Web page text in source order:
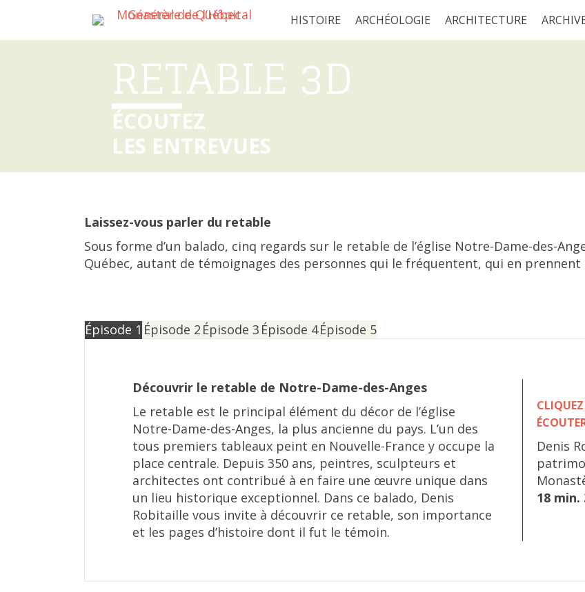
HISTOIRE ARCHÉOLOGIE ARCHITECTURE
RETABLE 3D
ÉCOUTEZ
LES ENTREVUES
Laissez-vous parler du retable
Sous forme d’un balado, cinq regards sur le retable de l’église Notre-Dame-des-
Québec, autant de témoignages des personnes qui le fréquentent, qui en
Épisode 1 Épisode 2 Épisode 3 Épisode 4Épisode 5
Découvrir le retable de Notre-Dame-des-Anges
Le retable est le principal élément du décor de l’église
Notre-Dame-des-Anges, la plus ancienne du pays. L’un des
tous premiers tableaux peint en Nouvelle-France y occupe la
place centrale. Depuis 350 ans, peintres, sculpteurs et
architectes ont contribué à en faire une œuvre unique dans
un lieu historique exceptionnel. Dans ce balado, Denis
Robitaille vous invite à découvrir ce retable, son importance
et les pages d’histoire dont il fut le témoin.
Denis
18 min.